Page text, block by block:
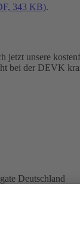
343 KB).
unsere
bei der DEVK
Deutschland
Services